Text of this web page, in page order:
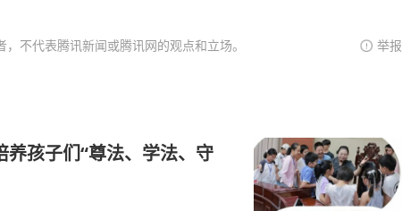
不代表腾讯新闻或腾讯网的观点和立场。 举报
孩子们“尊法、学法、守